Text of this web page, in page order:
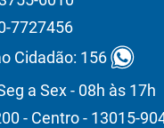
7727456
Cidadão: 156
a Sex - 08h às 17h
- Centro - 13015-